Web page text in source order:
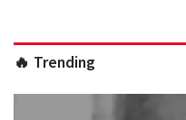
🔥 Trending